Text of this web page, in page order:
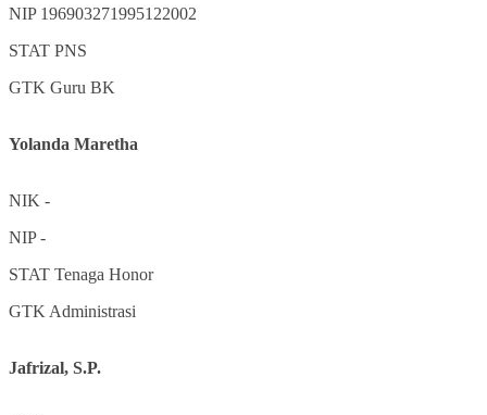
NIP 196903271995122002
STAT PNS
GTK Guru BK
Yolanda Maretha
NIK -
NIP-
STAT Tenaga Honor
GTK Administrasi
Jafrizal, S.P.